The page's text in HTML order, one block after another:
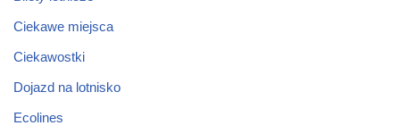
Ciekawe miejsca
Ciekawostki
Dojazd na lotnisko
Ecolines